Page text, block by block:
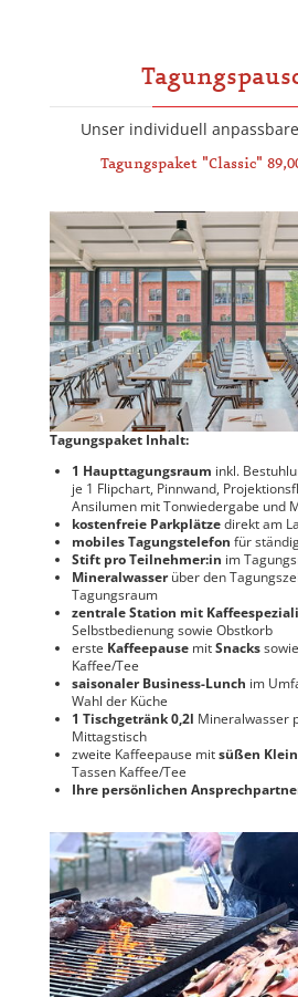
Unser individuell
Tagungspaket "Classic"
Tagungspaket Inhalt:
1 Haupttagungsraum inkl.
je 1 Flipchart, Pinnwand,
Ansilumen mit Tonwiedergabe und
kostenfreie Parkplätze direkt am
mobiles Tagungstelefon für
Stift pro Teilnehmer:in im
Mineralwasserüber den
Tagungsraum
zentrale Station mit
Selbstbedienung sowie Obstkorb
erste Kaffeepause mitSnacks
Kaffee/Tee
saisonaler Business-Lunch im
Wahl der Küche
1 Tischgetränk 0,2l Mineralwasser
Mittagstisch
zweite Kaffeepause mitsüßen
Tassen Kaffee/Tee
Ihre persönlichen